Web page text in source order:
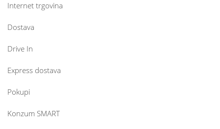
Internet trgovina
Dostava
Drive In
Express dostava
Pokupi
Konzum SMART